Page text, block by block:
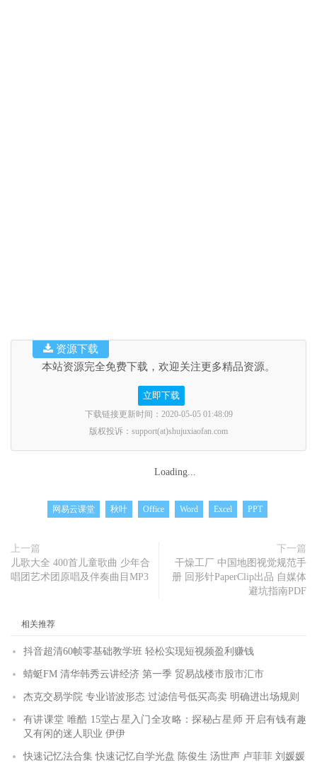
本站资源完全免费下载，欢迎关注更多精品资源。
立即下载
下载链接更新时间：2020-05-05 01:48:09
版权投诉：support(at)shujuxiaofan.com
资源下载
Loading...
网易云课堂 秋叶 Office Word Excel PPT
上一篇
儿歌大全 400首儿童歌曲 少年合
唱团艺术团原唱及伴奏曲目MP3
下一篇
干燥工厂 中国地图视觉规范手
册 回形针PaperClip出品 自媒体
避坑指南PDF
相关推荐
抖音超清60帧零基础教学班 轻松实现短视频盈利赚钱
蜻蜓FM 清华韩秀云讲经济 第一季 贸易战楼市股市汇市
杰克交易学院 专业谐波形态 过滤信号低买高卖 明确进出场规则
有讲课堂 唯酷 15堂占星入门全攻略：探秘占星师 开启有钱有趣
又有闲的迷人职业 伊伊
快速记忆法合集 快速记忆自学光盘 陈俊生 汤世声 卢菲菲 刘媛媛